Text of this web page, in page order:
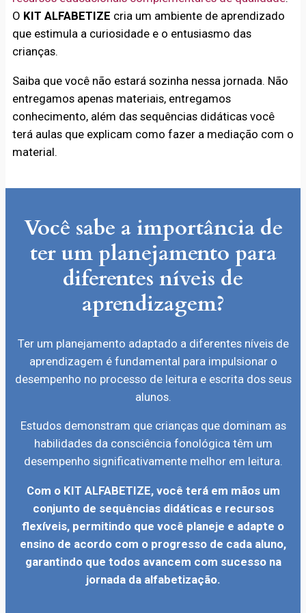
O KIT ALFABETIZE cria um ambiente de aprendizado
que estimula a curiosidade e o entusiasmo das
crianças.
Saiba que você não estará sozinha nessa jornada. Não
entregamos apenas materiais, entregamos
conhecimento, além das sequências didáticas você
terá aulas que explicam como fazer a mediação com o
material.
Você sabe a importância de
ter um planejamento para
diferentes níveis de
aprendizagem?
Ter um planejamento adaptado a diferentes níveis de
aprendizagem é fundamental para impulsionar o
desempenho no processo de leitura e escrita dos seus
alunos.
Estudos demonstram que crianças que dominam as
habilidades da consciência fonológica têm um
desempenho significativamente melhor em leitura.
Com o KIT ALFABETIZE, você terá em mãos um
conjunto de sequências didáticas e recursos
flexíveis, permitindo que você planeje e adapte o
ensino de acordo com o progresso de cada aluno,
garantindo que todos avancem com sucesso na
jornada da alfabetização.